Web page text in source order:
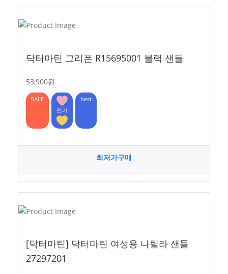
닥터마틴 그리폰 R15695001 블랙 샌들
53,900원
SALE
인기
best
최저가구매
[닥터마틴] 닥터마틴 여성용 나틸라 샌들
27297201